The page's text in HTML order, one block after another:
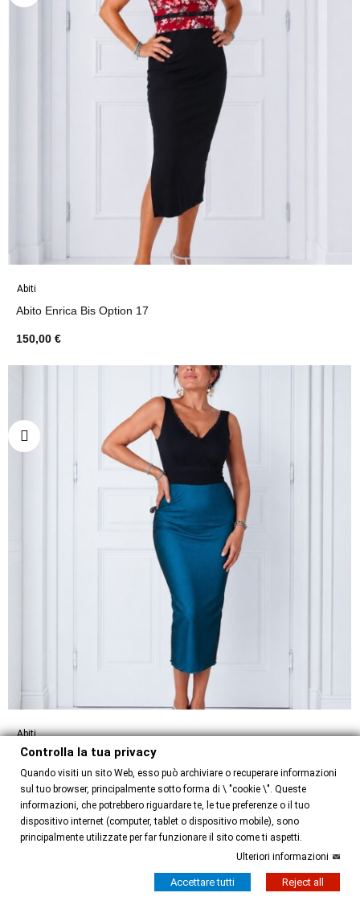
Abiti
Abito Enrica Bis Option 17
150,00 €
Abiti
Abito Pam Option 38
130,00 €
Controlla la tua privacy
Quando visiti un sito Web, esso può archiviare o recuperare informazioni
sul tuo browser, principalmente sotto forma di \ "cookie \". Queste
informazioni, che potrebbero riguardare te, le tue preferenze o il tuo
dispositivo internet (computer, tablet o dispositivo mobile), sono
principalmente utilizzate per far funzionare il sito come ti aspetti.
Ulteriori informazioni
Accettare tutti Reject all